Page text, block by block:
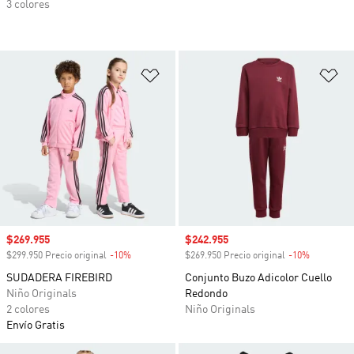
Añadir a la lista de deseos
Precio de venta
$269.955
$299.950 Precio original -10%
SUDADERA FIREBIRD
Niño Originals
2 colores
Envío Gratis
Precio de venta
$242.955
$269.950 Precio original -10%
Conjunto Buzo Adicolor Cuello
Redondo
Niño Originals
3 colores